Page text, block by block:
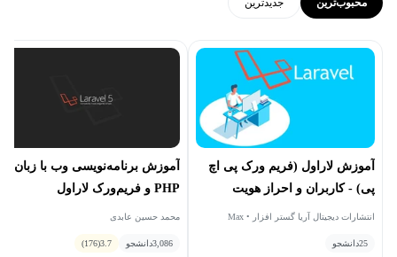
آموزش لاراول (فریم ورک پی اچ
پی) - کاربران و احراز هویت
انتشارات دیجیتال آریا گستر افزار • Max
25دانشجو
آموزش برنامه‌نویسی وب با زبان
PHP و فریم‌ورک لاراول
محمد حسین عابدی
3,086دانشجو 3.7
(176)